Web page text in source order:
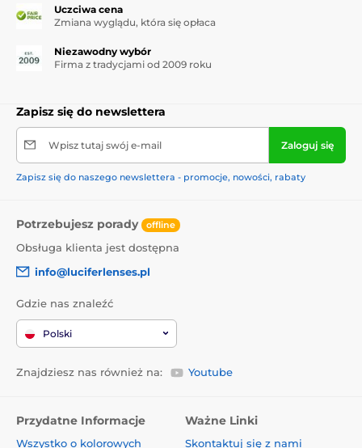
Uczciwa cena
Zmiana wyglądu, która się opłaca
Niezawodny wybór
Firma z tradycjami od 2009 roku
Zapisz się do newslettera
Wpisz tutaj swój e-mail Zaloguj się
Zapisz się do naszego newslettera - promocje, nowości, rabaty
Potrzebujesz porady offline
Obsługa klienta jest dostępna
info@luciferlenses.pl
Gdzie nas znaleźć
Polski
Znajdziesz nas również na: Youtube
Przydatne Informacje
Wszystko o kolorowych
Ważne Linki
Skontaktuj się z nami